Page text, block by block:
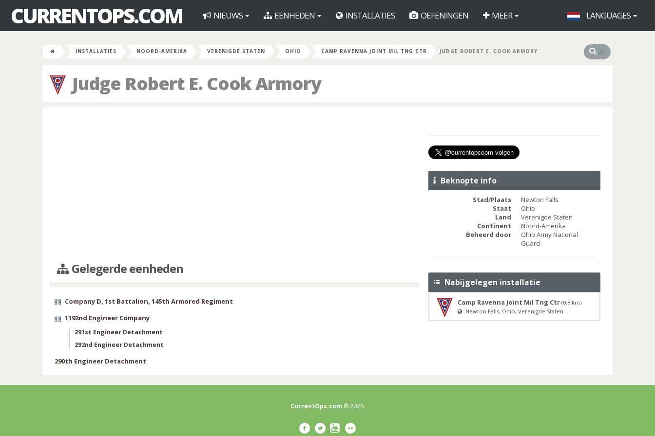
CURRENTOPS.COM NIEUWS EENHEDEN INSTALLATIES OEFENINGEN MEER LANGUAGES
INSTALLATIES NOORD-AMERIKA VERENIGDE STATEN OHIO CAMP RAVENNA JOINT MIL TNG CTR JUDGE ROBERT E. COOK ARMORY
Judge Robert E. Cook Armory
Gelegerde eenheden
Company D, 1st Battalion, 145th Armored Regiment
1192nd Engineer Company
291st Engineer Detachment
292nd Engineer Detachment
290th Engineer Detachment
Beknopte info
Stad/Plaats
Newton Falls
Staat
Ohio
Land
Verenigde Staten
Continent
Noord-Amerika
Beheerd door
Ohio Army National
Guard
Nabijgelegen installatie
Camp Ravenna Joint Mil Tng Ctr (0.8 km)
Newton Falls, Ohio, Verenigde Staten
CurrentOps.com © 2026.